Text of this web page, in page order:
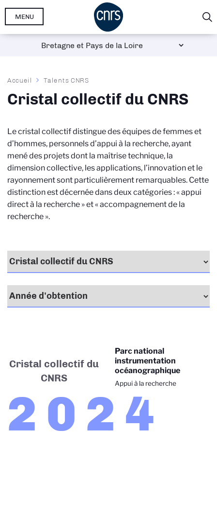
Aller
MENU
Fil
d'Ariane
Accueil Talents CNRS
Cristal collectif du CNRS
Le cristal collectif distingue des équipes de femmes et
d’hommes, personnels d’appui à la recherche, ayant
mené des projets dont la maîtrise technique, la
dimension collective, les applications, l’innovation et le
rayonnement sont particulièrement remarquables. Cette
distinction est décernée dans deux catégories : « appui
direct à la recherche » et « accompagnement de la
recherche ».
Cristal collectif du
CNRS
2024
Parc national
instrumentation
océanographique
Appui à la recherche